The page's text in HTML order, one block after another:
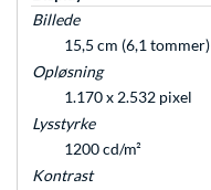
Billede
15,5 cm (6,1 tommer)
Opløsning
1.170 x 2.532 pixel
Lysstyrke
1200 cd/m²
Kontrast